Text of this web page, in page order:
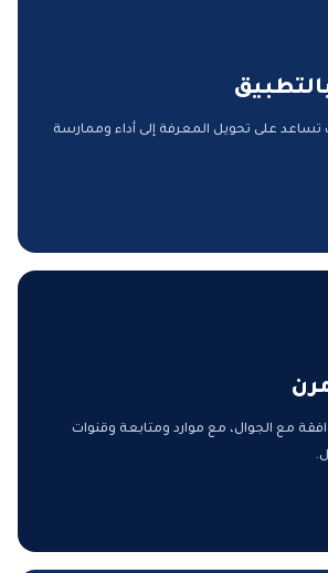
تساعد على تحويل المعرفة إلى أداء وممارسة
مع الجوال، مع موارد ومتابعة وقنوات